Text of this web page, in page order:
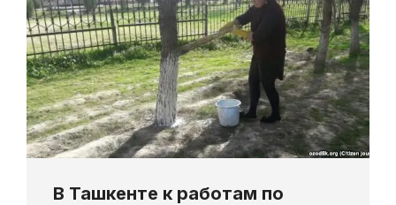
В Ташкенте к работам по